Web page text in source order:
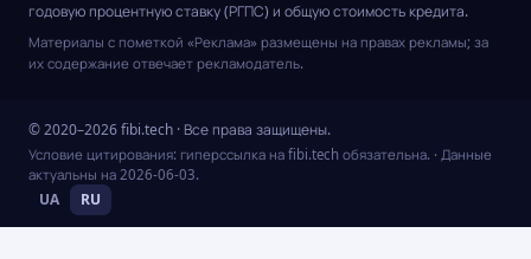
годовую процентную ставку (РГПС) и общую стоимость кредита.
Материалы с пометкой «Реклама» размещены на правах рекламы; за
их содержание отвечает рекламодатель.
© 2020–2026 fibi.tech · Все права защищены.
Условие цитирования: гиперссылка на fibi.tech обязательна. · Данные
актуальны на 2026-06-03.
UA RU